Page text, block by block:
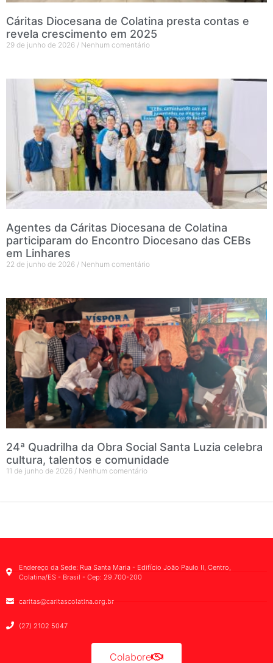
Cáritas Diocesana de Colatina presta contas e
revela crescimento em 2025
29 de junho de 2026 Nenhum comentário
Agentes da Cáritas Diocesana de Colatina
participaram do Encontro Diocesano das CEBs
em Linhares
22 de junho de 2026 Nenhum comentário
24ª Quadrilha da Obra Social Santa Luzia celebra
cultura, talentos e comunidade
11 de junho de 2026 Nenhum comentário
Endereço da Sede: Rua Santa Maria - Edifício João Paulo II, Centro,
Colatina/ES - Brasil - Cep: 29.700-200
caritas@caritascolatina.org.br
(27) 2102 5047
Colabore